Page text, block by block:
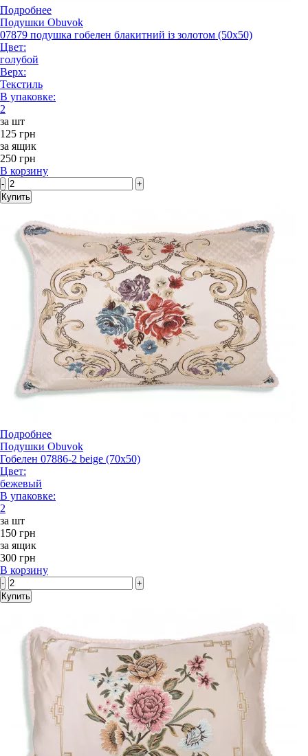
Подробнее
Подушки Obuvok
07879 подушка гобелен блакитний із золотом (50x50)
Цвет:
голубой
Верх:
Текстиль
В упаковке:
2
за шт
125 грн
за ящик
250 грн
В корзину
-
+
Купить
Подробнее
Подушки Obuvok
Гобелен 07886-2 beige (70x50)
Цвет:
бежевый
В упаковке:
2
за шт
150 грн
за ящик
300 грн
В корзину
-
+
Купить